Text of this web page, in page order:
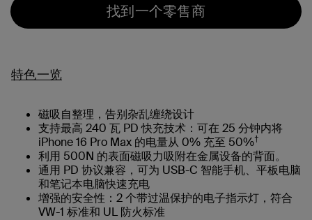
找到一个零售商
特色一览
磁吸自整理，告别杂乱缠绕设计
支持最高 240 瓦 PD 快充技术：可在 25 分钟内将
iPhone 16 Pro Max 的电量从 0% 充至 50%†
利用 500N 的表面磁吸力吸附在金属设备的背面。
通用 PD 协议兼容，可为 USB-C 智能手机、平板电脑
和笔记本电脑快速充电
增强的安全性：2 个带过温保护的电子指示灯，符合
VW-1 标准和 UL 防火标准